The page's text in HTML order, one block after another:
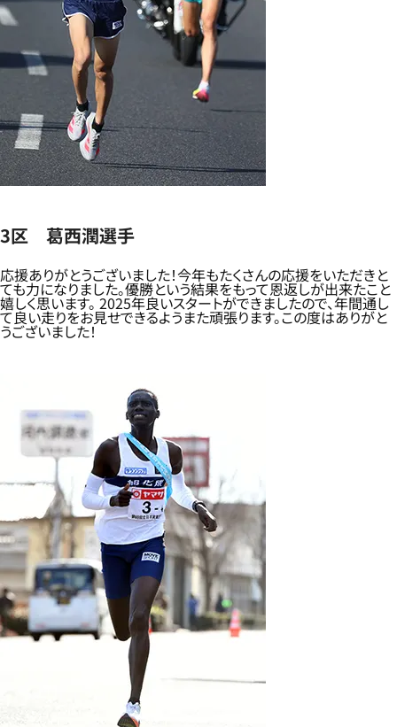
3区 葛西潤選手
応援ありがとうございました！今年もたくさんの応援をいただきと
ても力になりました。優勝という結果をもって恩返しが出来たこと
嬉しく思います。 2025年良いスタートができましたので、年間通し
て良い走りをお見せできるようまた頑張ります。この度はありがと
うございました！